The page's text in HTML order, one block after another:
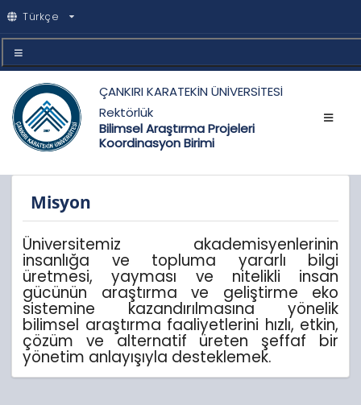
Türkçe
ÇANKIRI KARATEKİN ÜNİVERSİTESİ
Rektörlük
Bilimsel Araştırma Projeleri
Koordinasyon Birimi
Misyon
Üniversitemiz akademisyenlerinin
insanlığa ve topluma yararlı bilgi
üretmesi, yayması ve nitelikli insan
gücünün araştırma ve geliştirme eko
sistemine kazandırılmasına yönelik
bilimsel araştırma faaliyetlerini hızlı, etkin,
çözüm ve alternatif üreten şeffaf bir
yönetim anlayışıyla desteklemek.